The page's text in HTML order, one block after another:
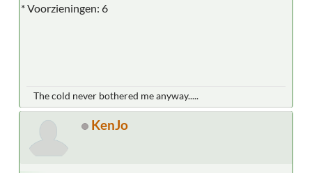
* Voorzieningen: 6
The cold never bothered me anyway.....
KenJo